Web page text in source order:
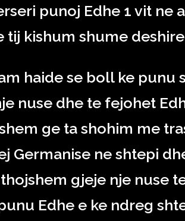
punoj Edhe 1 vit ne
tij kishum shume
haide se boll ke punu
nuse dhe te fejohet
ge ta shohim me
Germanise ne shtepi
gjeje nje nuse
Edhe e ke ndreg